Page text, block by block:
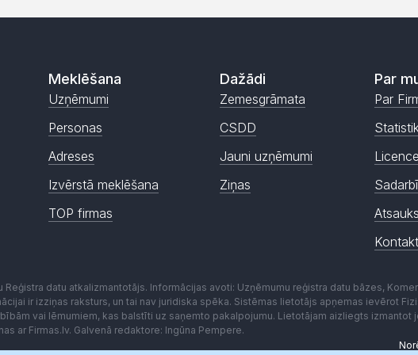
Meklēšana
Uzņēmumi
Personas
Adreses
Izvērstā meklēšana
TOP firmas
Dažādi
Zemesgrāmata
CSDD
Jauni uzņēmumi
Ziņas
Par
Par
datu atkalizmantotājs. Informācijas avoti: Uzņēmumu reģistra datu bāzes,
ir izziņas raksturs, un tai nav juridiska spēka. Sistēmas lietotājs apņemas ievērot
vai lēmumiem, kas balstīti uz saņemto pakalpojumu. Lietotājam aizliegts izmantot
ar Firmas.lv. Galvenā redaktore: Ingūna Pempere.